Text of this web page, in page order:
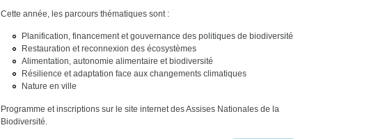
Cette année, les parcours thématiques sont :
Planification, financement et gouvernance des politiques de biodiversité
Restauration et reconnexion des écosystèmes
Alimentation, autonomie alimentaire et biodiversité
Résilience et adaptation face aux changements climatiques
Nature en ville
Programme et inscriptions sur le site internet des Assises Nationales de la
Biodiversité.